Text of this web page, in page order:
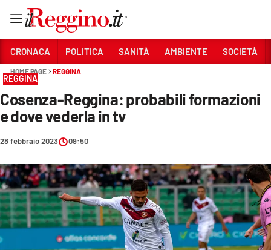
Sezioni
CRONACA
AMBIENTE
SOCIETÀ
CULTURA
CRONACA POLITICA SANITÀ AMBIENTE SOCIETÀ
HOME PAGE REGGINA
REGGINA
Cosenza-Reggina: probabili formazioni
e dove vederla in tv
28 febbraio 2023 09:50